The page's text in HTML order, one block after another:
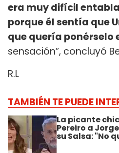
era muy difícil
porque él sentía que
que quería ponérselo
sensación”, concluyó
R.L
TAMBIÉN TE PUEDE
La picante
Pereiro a
su Salsa: "No